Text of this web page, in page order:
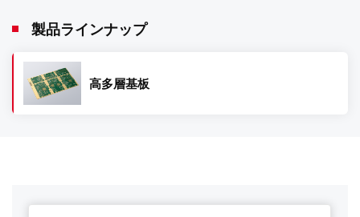
製品ラインナップ
高多層基板